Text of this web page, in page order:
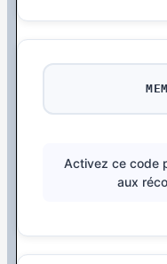
Activez ce code
aux